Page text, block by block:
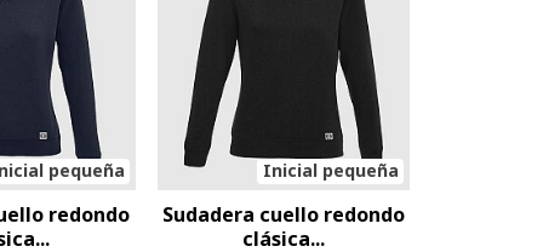
pequeña
redondo
Inicial pequeña
Sudadera cuello redondo
clásica...